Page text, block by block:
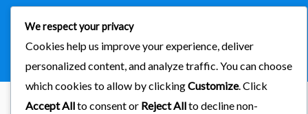
Copyright © 2026importaciones kab
Powered by Astra & LearnDash
We respect your privacy
Cookies help us improve your experience, deliver
personalized content, and analyze traffic. You can choose
which cookies to allow by clickingCustomize. Click
Accept Allto consent or Reject Allto decline non-